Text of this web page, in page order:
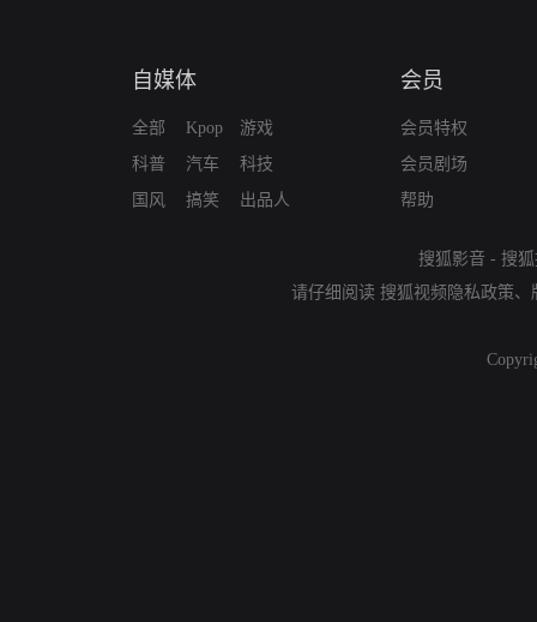
自媒体
全部
科普
国风
Kpop
汽车
搞笑
游戏
科技
出品人
会员
会员特权
会员剧场
帮助
搜狐影音 - 搜
请仔细阅读 搜狐视频隐私政策、